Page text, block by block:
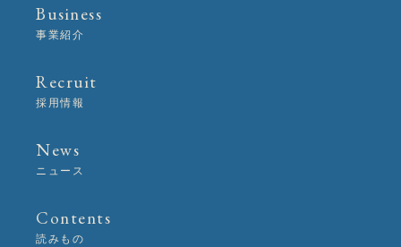
Business
事業紹介
Recruit
採用情報
News
ニュース
Contents
読みもの